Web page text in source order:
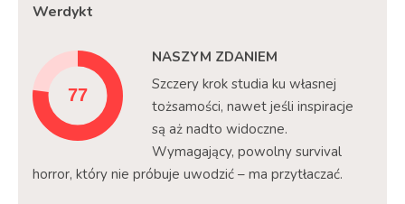
Werdykt
NASZYM ZDANIEM
Szczery krok studia ku własnej
tożsamości, nawet jeśli inspiracje
są aż nadto widoczne.
Wymagający, powolny survival
horror, który nie próbuje uwodzić – ma przytłaczać.